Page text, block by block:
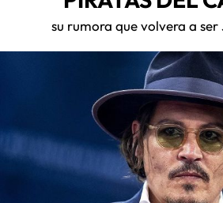
su rumora que volvera a ser